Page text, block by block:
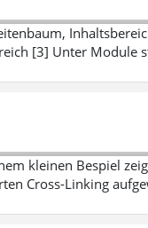
[3] Unter Module
kleinen Bespiel
Cross-Linking